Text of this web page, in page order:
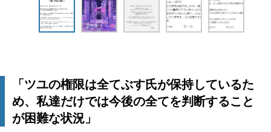
「ツユの権限は全てぶす氏が保持しているた
め、私達だけでは今後の全てを判断すること
が困難な状況」